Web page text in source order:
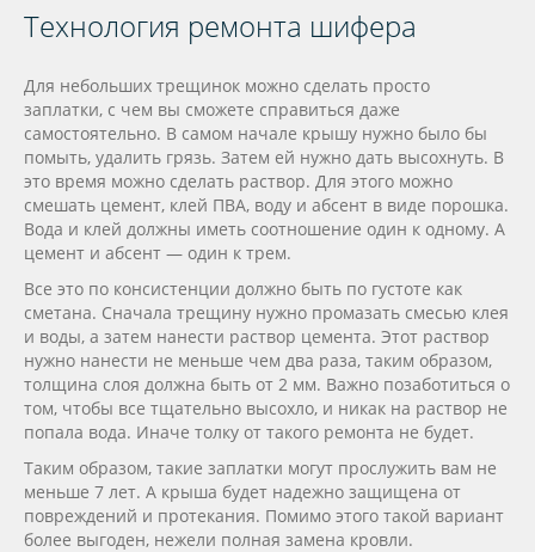
Технология ремонта шифера
Для небольших трещинок можно сделать просто
заплатки, с чем вы сможете справиться даже
самостоятельно. В самом начале крышу нужно было бы
помыть, удалить грязь. Затем ей нужно дать высохнуть. В
это время можно сделать раствор. Для этого можно
смешать цемент, клей ПВА, воду и абсент в виде порошка.
Вода и клей должны иметь соотношение один к одному. А
цемент и абсент — один к трем.
Все это по консистенции должно быть по густоте как
сметана. Сначала трещину нужно промазать смесью клея
и воды, а затем нанести раствор цемента. Этот раствор
нужно нанести не меньше чем два раза, таким образом,
толщина слоя должна быть от 2 мм. Важно позаботиться о
том, чтобы все тщательно высохло, и никак на раствор не
попала вода. Иначе толку от такого ремонта не будет.
Таким образом, такие заплатки могут прослужить вам не
меньше 7 лет. А крыша будет надежно защищена от
повреждений и протекания. Помимо этого такой вариант
более выгоден, нежели полная замена кровли.